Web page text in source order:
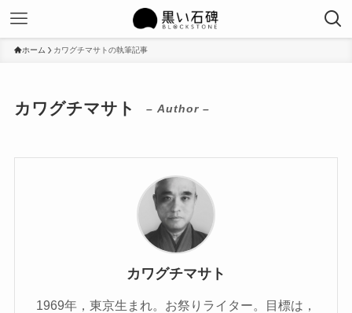
ホーム カワグチマサトの執筆記事
カワグチマサト – Author –
カワグチマサト
1969年，東京生まれ。お祭りライター。目標は，